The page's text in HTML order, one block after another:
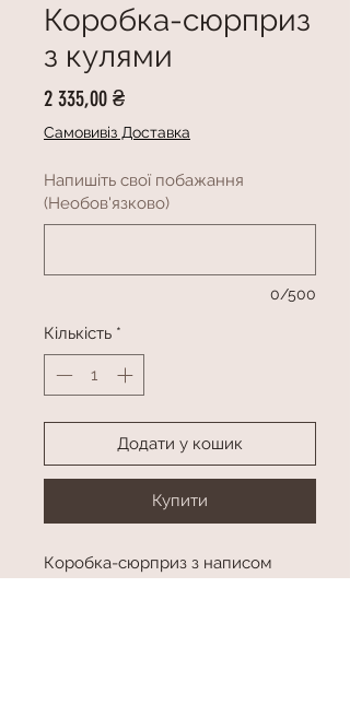
Коробка-сюрприз
з кулями
2 335,00 ₴Ціна
Самовивіз Доставка
Напишіть свої побажання
(Необов'язково)
0/500
Кількість *
Додати у кошик
Купити
Коробка-сюрприз з написом